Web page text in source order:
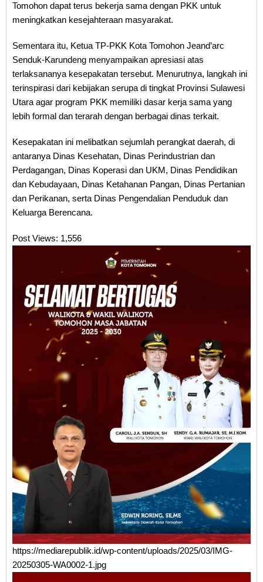
Tomohon dapat terus bekerja sama dengan PKK untuk
meningkatkan kesejahteraan masyarakat.
Sementara itu, Ketua TP-PKK Kota Tomohon Jeand’arc
Senduk-Karundeng menyampaikan apresiasi atas
terlaksananya kesepakatan tersebut. Menurutnya, langkah ini
terinspirasi dari kebijakan serupa di tingkat Provinsi Sulawesi
Utara agar program PKK memiliki dasar kerja sama yang
lebih formal dan terarah dengan berbagai dinas terkait.
Kesepakatan ini melibatkan sejumlah perangkat daerah, di
antaranya Dinas Kesehatan, Dinas Perindustrian dan
Perdagangan, Dinas Koperasi dan UKM, Dinas Pendidikan
dan Kebudayaan, Dinas Ketahanan Pangan, Dinas Pertanian
dan Perikanan, serta Dinas Pengendalian Penduduk dan
Keluarga Berencana.
Post Views: 1,556
https://mediarepublik.id/wp-content/uploads/2025/03/IMG-
20250305-WA0002-1.jpg